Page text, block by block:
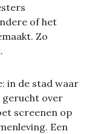
of het
Zo
in de stad waar
gerucht over
screenen op
Een